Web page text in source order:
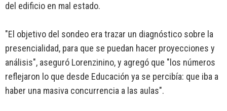
del edificio en mal estado.
"El objetivo del sondeo era trazar un diagnóstico sobre la
presencialidad, para que se puedan hacer proyecciones y
análisis", aseguró Lorenzinino, y agregó que "los números
reflejaron lo que desde Educación ya se percibía: que iba a
haber una masiva concurrencia a las aulas".